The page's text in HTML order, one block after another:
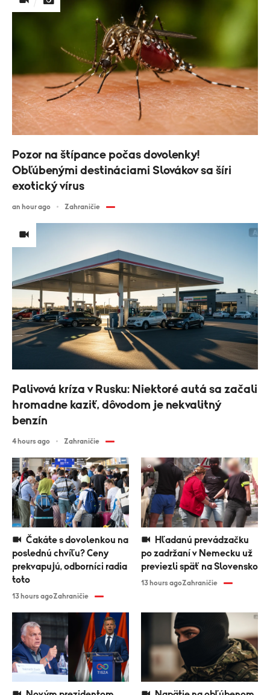
Pozor na štípance počas dovolenky!
Obľúbenými destináciami Slovákov sa šíri
exotický vírus
an hour ago Zahraničie
Palivová kríza v Rusku: Niektoré autá sa začali
hromadne kaziť, dôvodom je nekvalitný
benzín
4 hours ago Zahraničie
poslednú chvíľu? Ceny
prekvapujú, odborníci radia
toto
13 hours agoZahraničie
po zadržaní v Nemecku už
previezli späť na Slovensko
13 hours agoZahraničie